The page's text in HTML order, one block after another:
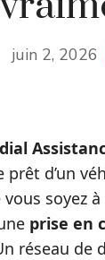
juin 2, 2026
d’un
soyez
prise en
réseau de